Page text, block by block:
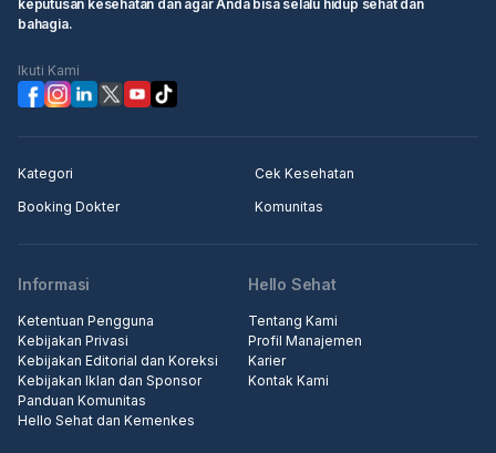
keputusan kesehatan dan agar Anda bisa selalu hidup sehat dan
bahagia.
Ikuti Kami
Kategori
Cek Kesehatan
Booking Dokter
Komunitas
Informasi
Ketentuan Pengguna
Kebijakan Privasi
Kebijakan Editorial dan Koreksi
Kebijakan Iklan dan Sponsor
Panduan Komunitas
Hello Sehat dan Kemenkes
Hello Sehat
Tentang Kami
Profil Manajemen
Karier
Kontak Kami